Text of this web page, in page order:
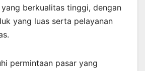
berkualitas tinggi, dengan
yang luas serta pelayanan
permintaan pasar yang